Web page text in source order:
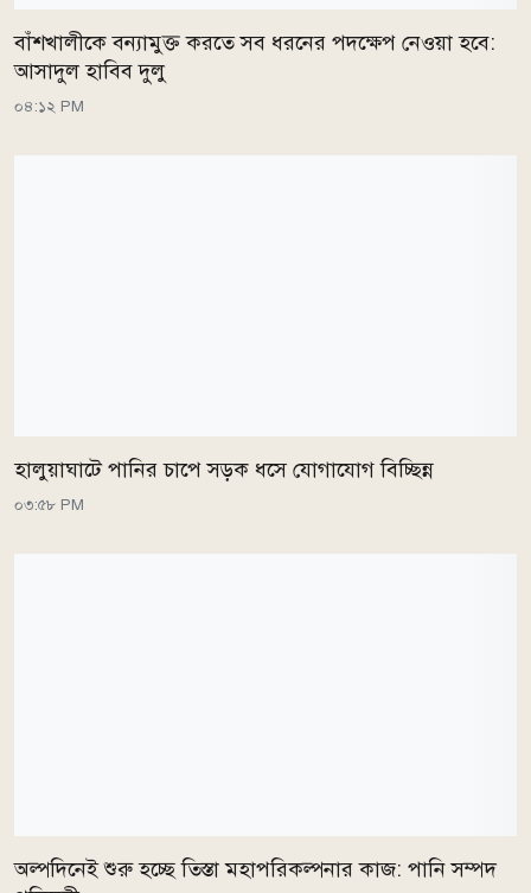
বাঁশখালীকে বন্যামুক্ত করতে সব ধরনের পদক্ষেপ নেওয়া হবে:
আসাদুল হাবিব দুলু
০৪:১২ PM
হালুয়াঘাটে পানির চাপে সড়ক ধসে যোগাযোগ বিচ্ছিন্ন
০৩:৫৮ PM
অল্পদিনেই শুরু হচ্ছে তিস্তা মহাপরিকল্পনার কাজ: পানি সম্পদ